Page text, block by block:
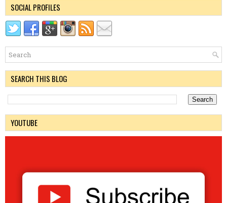
SOCIAL PROFILES
SEARCH THIS BLOG
YOUTUBE